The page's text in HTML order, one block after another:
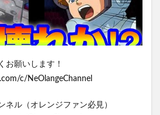
お願いします！
c/NeOlangeChannel
ネル（オレンジファン必見）